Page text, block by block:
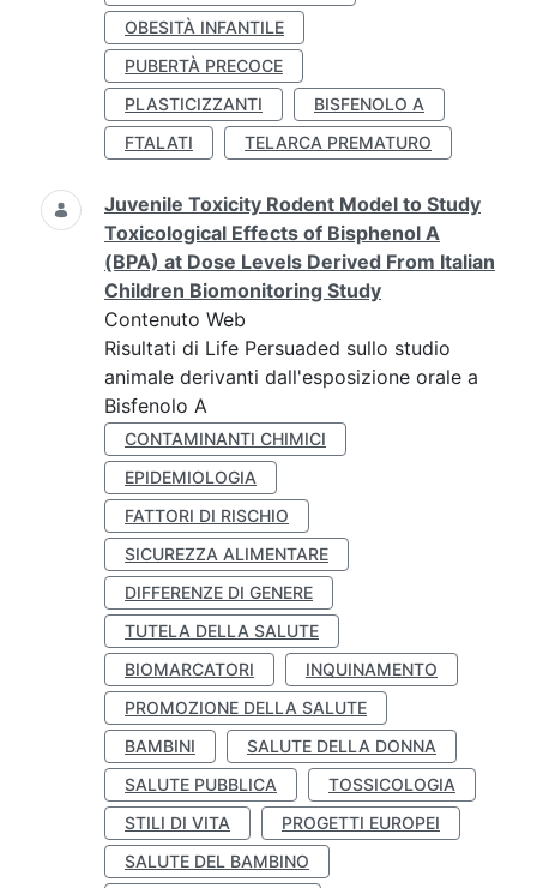
OBESITÀ INFANTILE
PUBERTÀ PRECOCE
PLASTICIZZANTI
BISFENOLO A
FTALATI
TELARCA PREMATURO
Juvenile Toxicity Rodent Model to Study
Toxicological Effects of Bisphenol A
(BPA) at Dose Levels Derived From Italian
Children Biomonitoring Study
Contenuto Web
Risultati di Life Persuaded sullo studio
animale derivanti dall'esposizione orale a
Bisfenolo A
CONTAMINANTI CHIMICI
EPIDEMIOLOGIA
FATTORI DI RISCHIO
SICUREZZA ALIMENTARE
DIFFERENZE DI GENERE
TUTELA DELLA SALUTE
BIOMARCATORI
INQUINAMENTO
PROMOZIONE DELLA SALUTE
BAMBINI
SALUTE DELLA DONNA
SALUTE PUBBLICA
TOSSICOLOGIA
STILI DI VITA
PROGETTI EUROPEI
SALUTE DEL BAMBINO